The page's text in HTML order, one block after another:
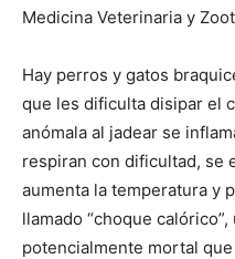
Medicina Veterinaria y
Hay perros y gatos
que les dificulta disipar el
anómala al jadear se
respiran con dificultad, se
aumenta la temperatura y
llamado “choque
potencialmente mortal